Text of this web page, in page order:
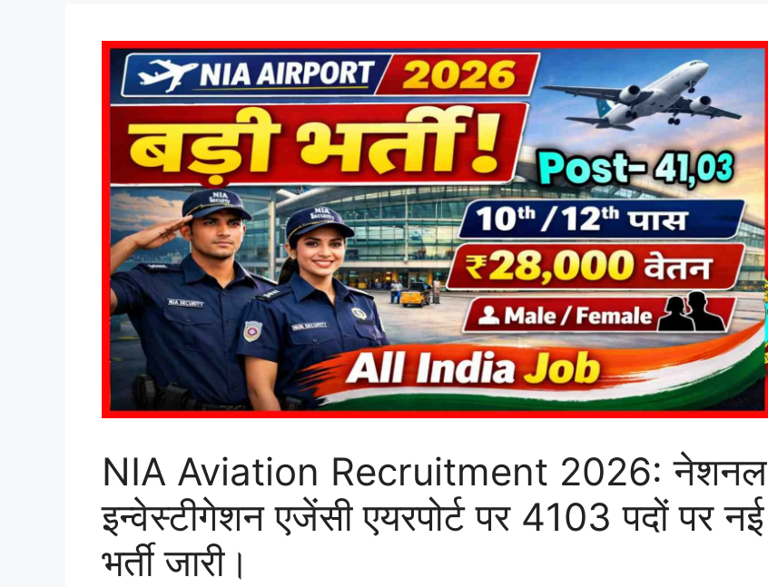
NIA Aviation Recruitment 2026: नेशनल
इन्वेस्टीगेशन एजेंसी एयरपोर्ट पर 4103 पदों पर नई
भर्ती जारी।